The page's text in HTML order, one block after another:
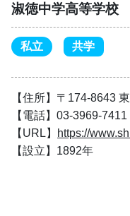
淑徳中学高等学校
私立 共学
【住所】〒174-8643
【電話】03-3969-7411
【URL】
https://
【設立】1892年